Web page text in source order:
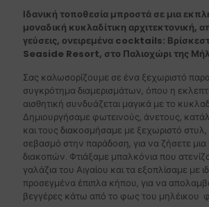
Ιδανική τοποθεσία μπροστά σε μια
μοναδική κυκλαδίτικη αρχιτεκτονική,
γεύσεις, ονειρεμένα cocktails:
Seaside Resort, στο Παλιοχώρι της
Σας καλωσορίζουμε σε ένα ξεχωριστό
συγκρότημα διαμερισμάτων, όπου η
αισθητική συνδυάζεται μαγικά με το
Δημιουργήσαμε φωτεινούς, άνετους,
και τους διακοσμήσαμε με ξεχωριστό
σεβασμό στην παράδοση, για να ζήσετε μια
διακοπών. Φτιάξαμε μπαλκόνια που
γαλάζια του Αιγαίου και τα εξοπλίσαμε με
προσεγμένα έπιπλα κήπου, για να
βεγγέρες κάτω από το φως του μηλέικου